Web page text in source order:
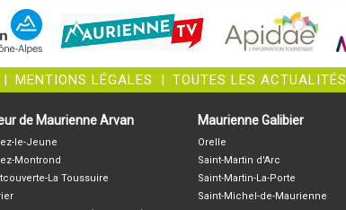
| MENTIONS LÉGALES | TOUTES LES ACTUALITÉS
de Maurienne Arvan
le-Jeune
Montrond
La Toussuire
Maurienne Galibier
Orelle
Saint-Martin d'Arc
Saint-Martin-La-Porte
Saint-Michel-de-Maurienne